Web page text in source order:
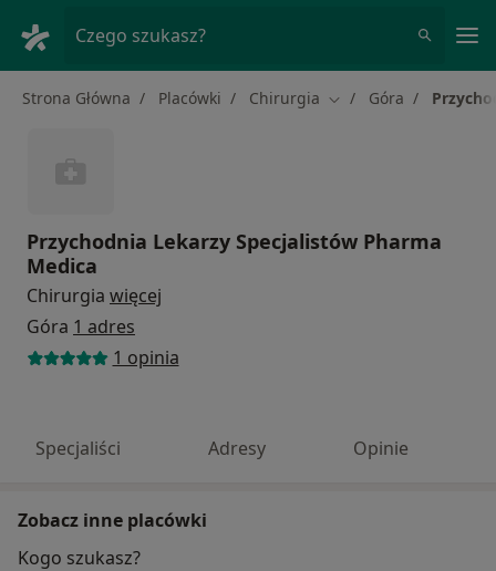
Czego szukasz?
Strona Główna Placówki Chirurgia Zmień miasto
Góra
Przychodnia Lekarzy Specjalistów Pharma
Medica
Chirurgia więcej
Góra 1 adres
1 opinia
Specjaliści Adresy Opinie
Zobacz inne placówki
Kogo szukasz?